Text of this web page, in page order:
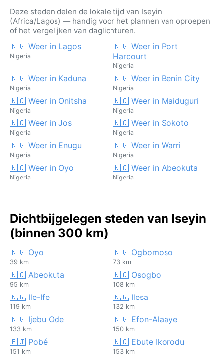
Deze steden delen de lokale tijd van Iseyin
(Africa/Lagos) — handig voor het plannen van oproepen
of het vergelijken van daglichturen.
🇳🇬 Weer in Lagos
Nigeria
🇳🇬 Weer in Port
Harcourt
Nigeria
🇳🇬 Weer in Kaduna
Nigeria
🇳🇬 Weer in Benin City
Nigeria
🇳🇬 Weer in Onitsha
Nigeria
🇳🇬 Weer in Maiduguri
Nigeria
🇳🇬 Weer in Jos
Nigeria
🇳🇬 Weer in Sokoto
Nigeria
🇳🇬 Weer in Enugu
Nigeria
🇳🇬 Weer in Warri
Nigeria
🇳🇬 Weer in Oyo
Nigeria
🇳🇬 Weer in Abeokuta
Nigeria
Dichtbijgelegen steden van Iseyin
(binnen 300 km)
🇳🇬 Oyo
39 km
🇳🇬 Ogbomoso
73 km
🇳🇬 Abeokuta
95 km
🇳🇬 Osogbo
108 km
🇳🇬 Ile-Ife
119 km
🇳🇬 Ilesa
132 km
🇳🇬 Ijebu Ode
133 km
🇳🇬 Efon-Alaaye
150 km
🇧🇯 Pobé
151 km
🇳🇬 Ebute Ikorodu
153 km